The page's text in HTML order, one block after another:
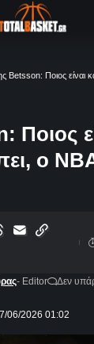
Ποιος είναι και τι θέλει
ο
06/2026 01:02
- Editor Δεν